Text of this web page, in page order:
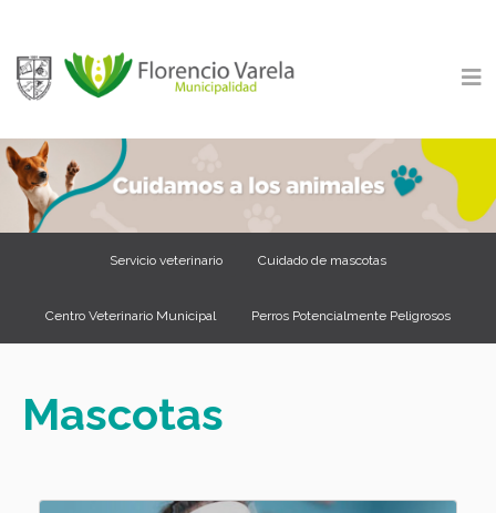
Servicio veterinario Cuidado de mascotas
Centro Veterinario Municipal Perros Potencialmente Peligrosos
Mascotas